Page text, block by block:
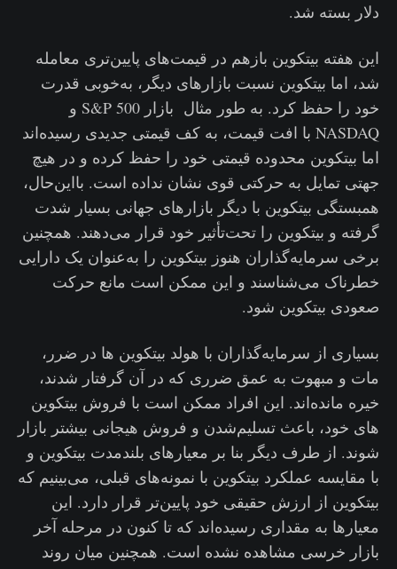
دلار بسته شد.
این هفته بیتکوین بازهم در قیمت‌های پایین‌تری معامله
شد، اما بیتکوین نسبت بازارهای دیگر، به‌خوبی قدرت
خود را حفظ کرد. به طور مثال بازار S&P 500 و
NASDAQ با افت قیمت، به کف قیمتی جدیدی رسیده‌اند
اما بیتکوین محدوده قیمتی خود را حفظ کرده و در هیچ
جهتی تمایل به حرکتی قوی نشان نداده است. بااین‌حال،
همبستگی بیتکوین با دیگر بازارهای جهانی بسیار شدت
گرفته و بیتکوین را تحت‌تأثیر خود قرار می‌دهند. همچنین
برخی سرمایه‌گذاران هنوز بیتکوین را به‌عنوان یک دارایی
خطرناک می‌شناسند و این ممکن است مانع حرکت
صعودی بیتکوین شود.
بسیاری از سرمایه‌گذاران با هولد بیتکوین ها در ضرر،
مات و مبهوت به عمق ضرری که در آن گرفتار شدند،
خیره مانده‌اند. این افراد ممکن است با فروش بیتکوین
های خود، باعث تسلیم‌شدن و فروش هیجانی بیشتر بازار
شوند. از طرف دیگر بنا بر معیارهای بلندمدت بیتکوین و
با مقایسه عملکرد بیتکوین با نمونه‌های قبلی، می‌بینیم که
بیتکوین از ارزش حقیقی خود پایین‌تر قرار دارد. این
معیارها به مقداری رسیده‌اند که تا کنون در مرحله آخر
بازار خرسی مشاهده نشده است. همچنین میان روند